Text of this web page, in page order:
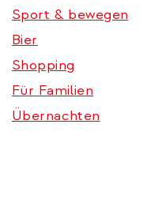
Sport & bewegen
Bier
Shopping
Für Familien
Übernachten